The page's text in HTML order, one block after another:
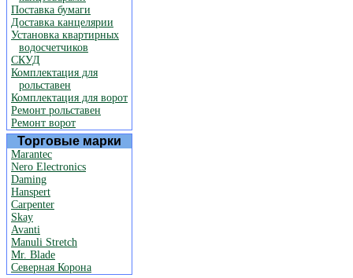
Поставка бумаги
Доставка канцелярии
Установка квартирных
водосчетчиков
СКУД
Комплектация для
рольставен
Комплектация для ворот
Ремонт рольставен
Ремонт ворот
Торговые марки
Marantec
Nero Electronics
Daming
Hanspert
Carpenter
Skay
Avanti
Manuli Stretch
Mr. Blade
Северная Корона